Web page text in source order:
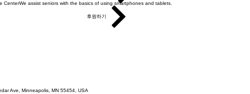
CenterWe assist seniors with the basics of using smartphones and tablets.
Ave, Minneapolis, MN 55454, USA
후원하기